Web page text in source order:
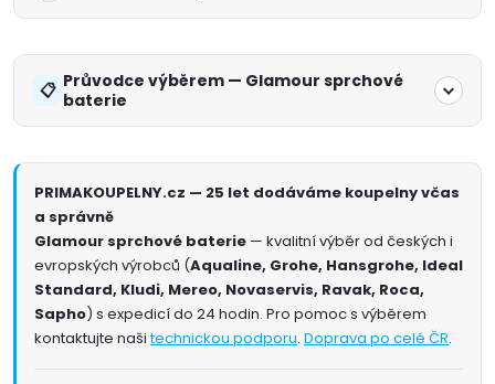
Průvodce výběrem — Glamour sprchové
baterie
PRIMAKOUPELNY.cz — 25 let dodáváme koupelny včas
a správně
Glamour sprchové baterie — kvalitní výběr od českých i
evropských výrobců (Aqualine, Grohe, Hansgrohe, Ideal
Standard, Kludi, Mereo, Novaservis, Ravak, Roca,
Sapho) s expedicí do 24 hodin. Pro pomoc s výběrem
kontaktujte našitechnickou podporu. Doprava po celé ČR.